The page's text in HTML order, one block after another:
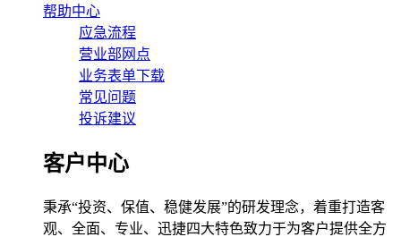
帮助中心
应急流程
营业部网点
业务表单下载
常见问题
投诉建议
客户中心
秉承“投资、保值、稳健发展”的研发理念，着重打造客
观、全面、专业、迅捷四大特色致力于为客户提供全方